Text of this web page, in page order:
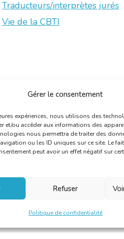
Gérer le consentement
expériences, nous utilisons des
et/ou accéder aux informations des
nous permettra de traiter des
ou les ID uniques sur ce site. Le
peut avoir un effet négatif sur
Refuser
Politique de confidentialité
Traducteurs/interprètes jurés
Vie de la CBTI